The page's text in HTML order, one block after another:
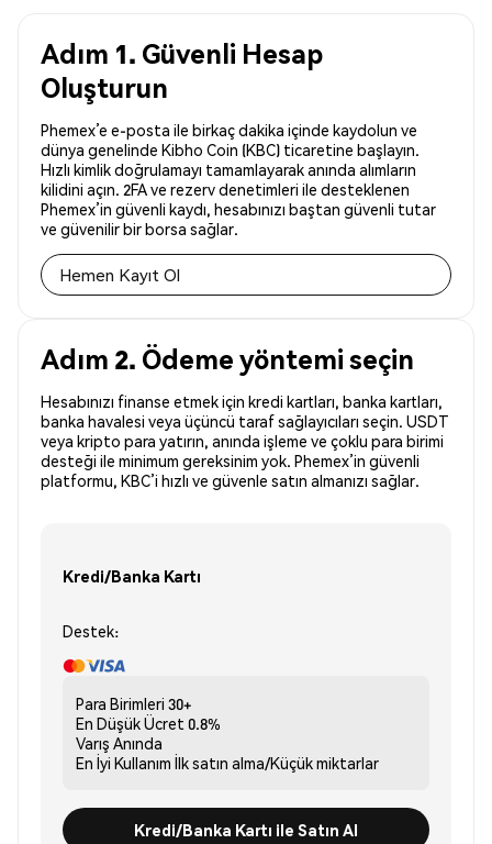
Adım 1. Güvenli Hesap
Oluşturun
Phemex’e e-posta ile birkaç dakika içinde kaydolun ve
dünya genelinde Kibho Coin (KBC) ticaretine başlayın.
Hızlı kimlik doğrulamayı tamamlayarak anında alımların
kilidini açın. 2FA ve rezerv denetimleri ile desteklenen
Phemex’in güvenli kaydı, hesabınızı baştan güvenli tutar
ve güvenilir bir borsa sağlar.
Hemen Kayıt Ol
Adım 2. Ödeme yöntemi seçin
Hesabınızı finanse etmek için kredi kartları, banka kartları,
banka havalesi veya üçüncü taraf sağlayıcıları seçin. USDT
veya kripto para yatırın, anında işleme ve çoklu para birimi
desteği ile minimum gereksinim yok. Phemex’in güvenli
platformu, KBC’i hızlı ve güvenle satın almanızı sağlar.
Kredi/Banka Kartı
Destek:
Para Birimleri 30+
En Düşük Ücret 0.8%
Varış Anında
En İyi Kullanım İlk satın alma/Küçük miktarlar
Kredi/Banka Kartı ile Satın Al